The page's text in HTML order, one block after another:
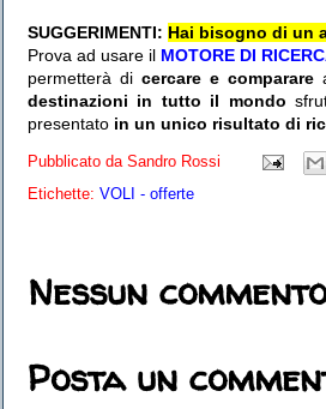
SUGGERIMENTI: Hai bisogno di un
Prova ad usare il MOTORE DI
permetterà dicercare e comparare
destinazioni in tutto il mondo
presentato in un unico risultato di
Pubblicato da Sandro Rossi
Etichette: VOLI - offerte
Nessun
Posta un